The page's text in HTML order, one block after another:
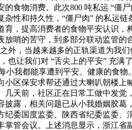
的食物消费。此次800 吨私运 “僵
杂性和持久性，“僵尸肉” 的私运
育，提高消费者的食物平安认识
放哨的苦守，到多部分联动监管
外，当越来越多的正轨渠道为我
也让我们对 “舌尖上的平安” 充
小我都能享遭到平安、健康的食
区保安求帮还通过大喇叭朝楼
几天前，社区正在日常工做中发
披露，相关问题已从小我婚姻胶
委国度监委、陕西省纪委监委
掌管会议。上述消息显示，浙江